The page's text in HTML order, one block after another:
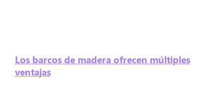
Los barcos de madera ofrecen múltiples
ventajas